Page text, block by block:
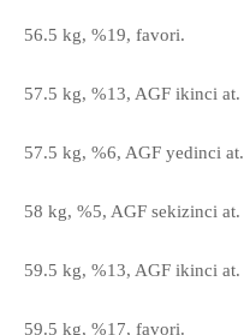
56.5 kg, %19, favori.
57.5 kg, %13, AGF ikinci at.
57.5 kg, %6, AGF yedinci at.
58 kg, %5, AGF sekizinci at.
59.5 kg, %13, AGF ikinci at.
59.5 kg, %17, favori.